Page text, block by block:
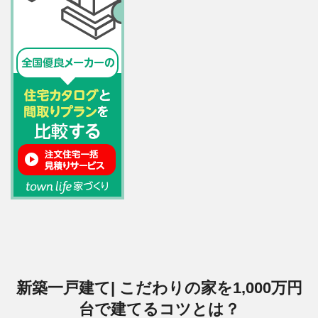
新築一戸建て| こだわりの家を1,000万円
台で建てるコツとは？